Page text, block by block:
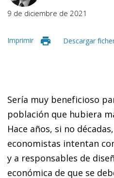
9 de diciembre de 2021
Imprimir Descargar
Sería muy beneficioso
población que hubiera
Hace años, si no
economistas intentan
y a responsables de
económica de que se